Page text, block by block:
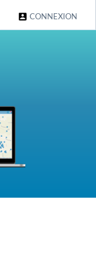
CONNEXION